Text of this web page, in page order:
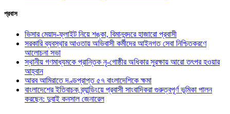
প্রবাস
ভিসার মেয়াদ-ফ্লাইট নিয়ে শঙ্কা, বিমানবন্দরে হাজারো প্রবাসী
সরকারি ব্যবস্থার আওতায় অভিবাসী কর্মীদের আইনগত সেবা নিশ্চিতকরণে
আলোচনা সভা
স্থানীয় গণমাধ্যমকে প্রান্তিক নৃ-গোষ্ঠীর অধিকার সুরক্ষায় আরো তৎপর হওয়ার
আহ্বান
আরব আমিরাতে দণ্ডপ্রাপ্ত ৫৭ বাংলাদেশিকে ক্ষমা
বাংলাদেশের ইতিবাচক ব্র্যান্ডিংয়ে প্রবাসী সাংবাদিকরা গুরুত্বপূর্ণ ভূমিকা পালন
করছেন: দুবাই কনসাল জেনারেল